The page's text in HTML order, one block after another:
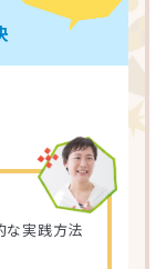
な実践方法